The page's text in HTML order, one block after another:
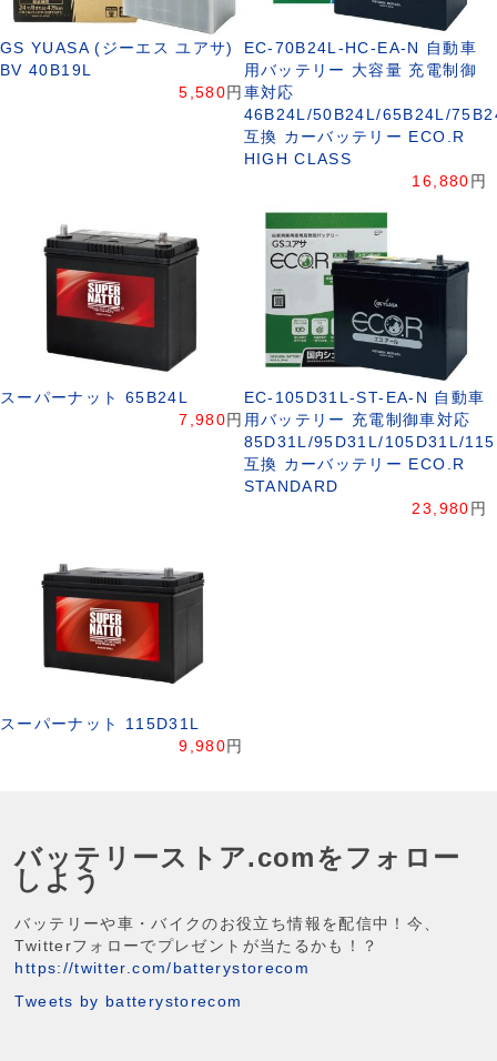
GS YUASA (ジーエス ユアサ)
BV 40B19L
5,580 円
EC-70B24L-HC-EA-N 自動車
用バッテリー 大容量 充電制御
車対応
46B24L/50B24L/65B24L/
互換 カーバッテリー ECO.R
HIGH CLASS
16,880 円
スーパーナット 65B24L
7,980円
EC-105D31L-ST-EA-N 自動車
用バッテリー 充電制御車対応
85D31L/95D31L/105D31L/
互換 カーバッテリー ECO.R
STANDARD
23,980 円
スーパーナット 115D31L
9,980 円
バッテリーストア.comをフォロー
しよう
バッテリーや車・バイクのお役立ち情報を配信中！今、
Twitterフォローでプレゼントが当たるかも！？
https://twitter.com/batterystorecom
Tweets by batterystorecom